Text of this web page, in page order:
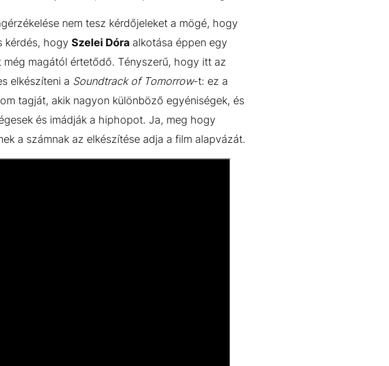
nem tesz kérdőjeleket a mögé, hogy
kérdés, hogy Szelei Dóra alkotása éppen egy
magától értetődő. Tényszerű, hogy itt az
elkészíteni a Soundtrack of Tomorrow-t: ez a
tagját, akik nagyon különböző egyéniségek, és
és imádják a hiphopot. Ja, meg hogy
a számnak az elkészítése adja a film alapvázát.